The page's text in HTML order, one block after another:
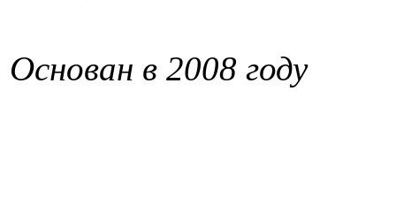
Основан в 2008 году